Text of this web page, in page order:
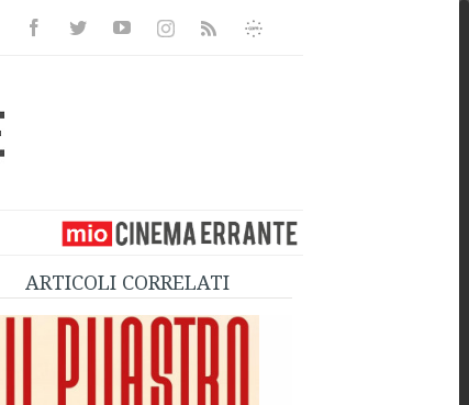
FacebookTwitterYoutubeInstagramRss
Informativa
ARTICOLI CORRELATI